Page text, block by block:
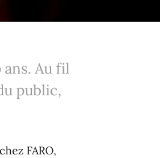
Au fil
public,
FARO,